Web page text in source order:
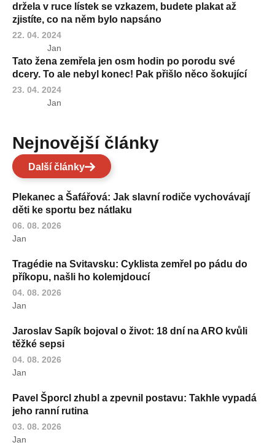
držela v ruce lístek se vzkazem, budete plakat až
zjistíte, co na něm bylo napsáno
22. 04. 2024
Jan
Tato žena zemřela jen osm hodin po porodu své
dcery. To ale nebyl konec! Pak přišlo něco šokující
23. 04. 2024
Jan
Nejnovější články
Další články
Plekanec a Šafářová: Jak slavní rodiče vychovávají
děti ke sportu bez nátlaku
06. 08. 2026
Jan
Tragédie na Svitavsku: Cyklista zemřel po pádu do
příkopu, našli ho kolemjdoucí
04. 08. 2026
Jan
Jaroslav Sapík bojoval o život: 18 dní na ARO kvůli
těžké sepsi
04. 08. 2026
Jan
Pavel Šporcl zhubl a zpevnil postavu: Takhle vypadá
jeho ranní rutina
03. 08. 2026
Jan